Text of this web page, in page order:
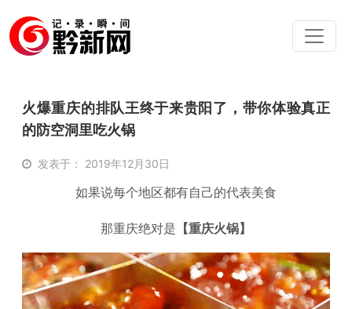
火爆重庆的排队王终于来贵阳了，带你体验真正
的防空洞里吃火锅
发表于： 2019年12月30日
如果说每个地区都有自己的代表美食
那重庆绝对是 【重庆火锅】